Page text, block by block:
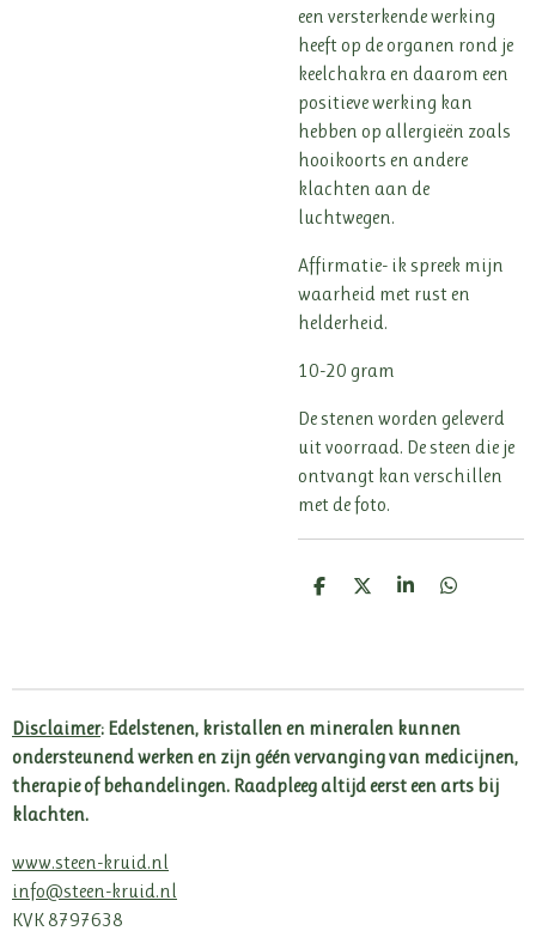
een versterkende werking
heeft op de organen rond je
keelchakra en daarom een
positieve werking kan
hebben op allergieën zoals
hooikoorts en andere
klachten aan de
luchtwegen.
Affirmatie- ik spreek mijn
waarheid met rust en
helderheid.
10-20 gram
De stenen worden geleverd
uit voorraad. De steen die je
ontvangt kan verschillen
met de foto.
D
D
S
D
Disclaimer: Edelstenen, kristallen en mineralen kunnen
ondersteunend werken en zijn géén vervanging van medicijnen,
therapie of behandelingen. Raadpleeg altijd eerst een arts bij
klachten.
www.steen-kruid.nl
info@steen-kruid.nl
KVK 8797638